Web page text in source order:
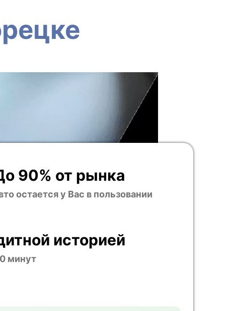
90% от рынка
остается у Вас в пользовании
историей
минут